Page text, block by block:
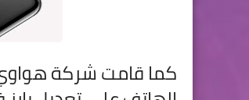
كما قامت شركة